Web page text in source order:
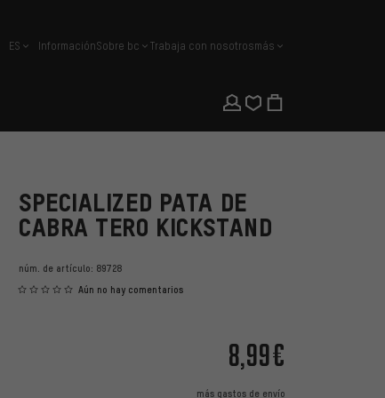
español
ES InformaciónSobre bc Trabaja con nosotrosmás
SPECIALIZED PATA DE
CABRA TERO KICKSTAND
núm. de artículo: 89728
Aún no hay comentarios
8,99€
más gastos de envío